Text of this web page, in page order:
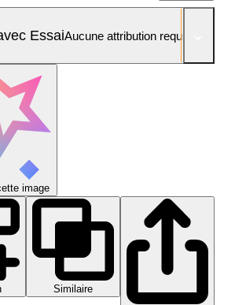
EssaiAucune attribution requise
image
Similaire